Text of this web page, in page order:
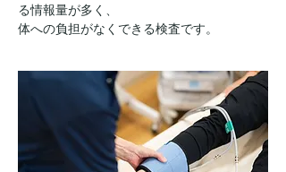
る情報量が多く、
体への負担がなくできる検査です。